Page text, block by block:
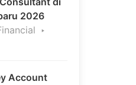
2026
Account